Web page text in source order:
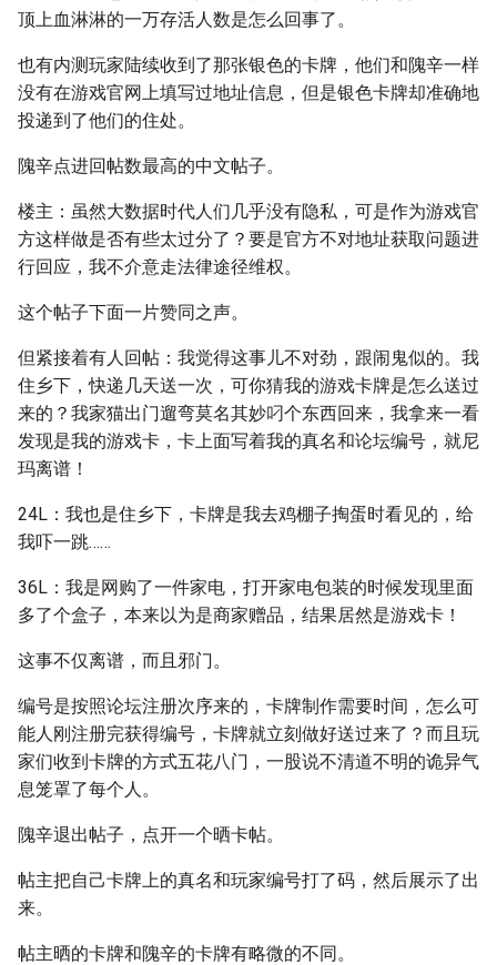
顶上血淋淋的一万存活人数是怎么回事了。
也有内测玩家陆续收到了那张银色的卡牌，他们和隗辛一样
没有在游戏官网上填写过地址信息，但是银色卡牌却准确地
投递到了他们的住处。
隗辛点进回帖数最高的中文帖子。
楼主：虽然大数据时代人们几乎没有隐私，可是作为游戏官
方这样做是否有些太过分了？要是官方不对地址获取问题进
行回应，我不介意走法律途径维权。
这个帖子下面一片赞同之声。
但紧接着有人回帖：我觉得这事儿不对劲，跟闹鬼似的。我
住乡下，快递几天送一次，可你猜我的游戏卡牌是怎么送过
来的？我家猫出门遛弯莫名其妙叼个东西回来，我拿来一看
发现是我的游戏卡，卡上面写着我的真名和论坛编号，就尼
玛离谱！
24L：我也是住乡下，卡牌是我去鸡棚子掏蛋时看见的，给
我吓一跳……
36L：我是网购了一件家电，打开家电包装的时候发现里面
多了个盒子，本来以为是商家赠品，结果居然是游戏卡！
这事不仅离谱，而且邪门。
编号是按照论坛注册次序来的，卡牌制作需要时间，怎么可
能人刚注册完获得编号，卡牌就立刻做好送过来了？而且玩
家们收到卡牌的方式五花八门，一股说不清道不明的诡异气
息笼罩了每个人。
隗辛退出帖子，点开一个晒卡帖。
帖主把自己卡牌上的真名和玩家编号打了码，然后展示了出
来。
帖主晒的卡牌和隗辛的卡牌有略微的不同。